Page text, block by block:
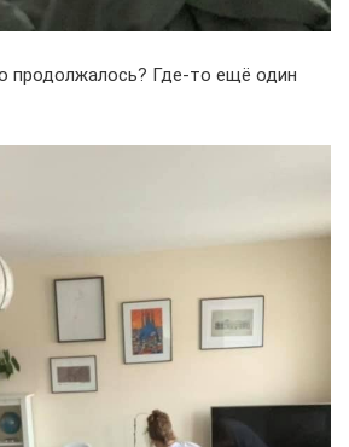
продолжалось? Где-то ещё один